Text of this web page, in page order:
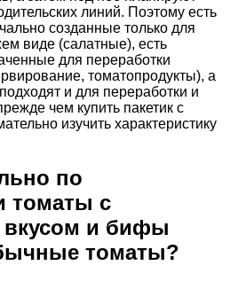
линий. Поэтому есть
созданные только для
виде (салатные), есть
для переработки
томатопродукты), а
и для переработки и
чем купить пакетик с
изучить характеристику
по
томаты с
и бифы
томаты?